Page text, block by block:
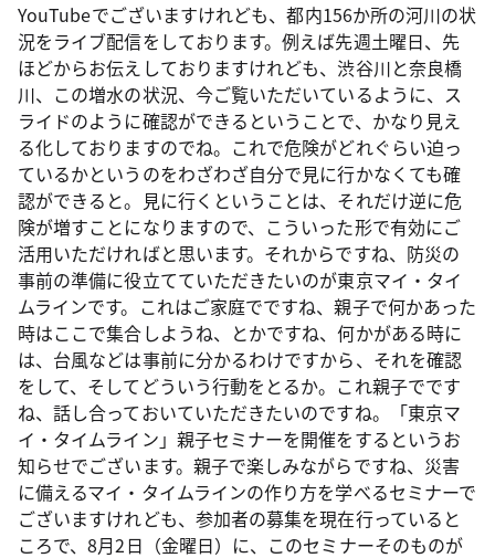
YouTubeでございますけれども、都内156か所の河川の状
況をライブ配信をしております。例えば先週土曜日、先
ほどからお伝えしておりますけれども、渋谷川と奈良橋
川、この増水の状況、今ご覧いただいているように、ス
ライドのように確認ができるということで、かなり見え
る化しておりますのでね。これで危険がどれぐらい迫っ
ているかというのをわざわざ自分で見に行かなくても確
認ができると。見に行くということは、それだけ逆に危
険が増すことになりますので、こういった形で有効にご
活用いただければと思います。それからですね、防災の
事前の準備に役立てていただきたいのが東京マイ・タイ
ムラインです。これはご家庭でですね、親子で何かあった
時はここで集合しようね、とかですね、何かがある時に
は、台風などは事前に分かるわけですから、それを確認
をして、そしてどういう行動をとるか。これ親子でです
ね、話し合っておいていただきたいのですね。「東京マ
イ・タイムライン」親子セミナーを開催をするというお
知らせでございます。親子で楽しみながらですね、災害
に備えるマイ・タイムラインの作り方を学べるセミナーで
ございますけれども、参加者の募集を現在行っていると
ころで、8月2日（金曜日）に、このセミナーそのものが